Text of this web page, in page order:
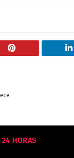
24 HORAS